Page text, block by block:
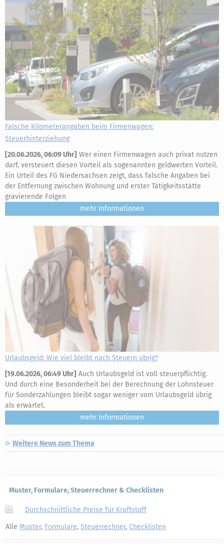
Falsche Kilometerangaben beim Firmenwagen:
Steuerhinterziehung
[20.06.2026, 06:09 Uhr] Wer einen Firmenwagen auch privat nutzen
darf, versteuert diesen Vorteil als sogenannten geldwerten Vorteil.
Ein Urteil des FG Niedersachsen zeigt, dass falsche Angaben bei
der Entfernung zwischen Wohnung und erster Tätigkeitsstätte
gravierende Folgen
mehr
Urlaubsgeld: Wie viel bleibt nach Steuern übrig?
[19.06.2026, 06:49 Uhr] Auch Urlaubsgeld ist voll steuerpflichtig.
Und durch eine Besonderheit bei der Berechnung der Lohnsteuer
für Sonderzahlungen bleibt sogar weniger vom Urlaubsgeld übrig
als erwartet.
mehr
Weitere News zum Thema
Muster, Formulare, Steuerrechner & Checklisten
Durchschnittliche Preise für Kraftstoff
Alle Muster, Formulare, Steuerrechner, Checklisten